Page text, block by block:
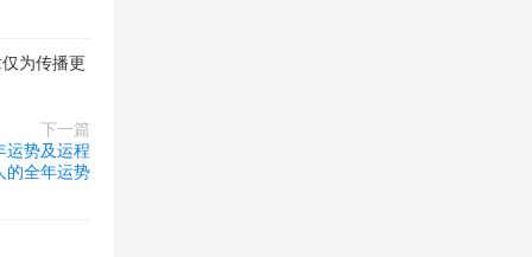
为传播更
下一篇
运势及运程
的全年运势